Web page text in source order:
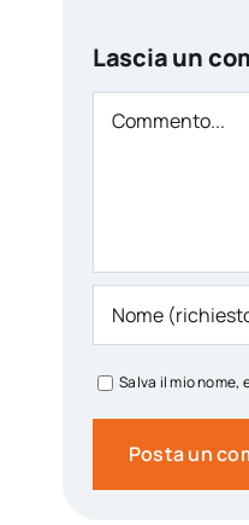
Lascia un
Comment
Salva il mio nome,